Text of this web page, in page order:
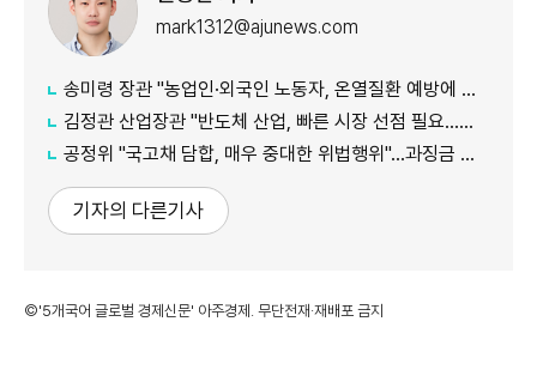
mark1312@ajunews.com
송미령 장관 "농업인·외국인 노동자, 온열질환 예방에 가용자원 총동원"
김정관 산업장관 "반도체 산업, 빠른 시장 선점 필요…주52시간제 손봐야"
공정위 "국고채 담합, 매우 중대한 위법행위"...과징금 최대 15조원 전망
기자의 다른기사
©'5개국어 글로벌 경제신문' 아주경제. 무단전재·재배포 금지